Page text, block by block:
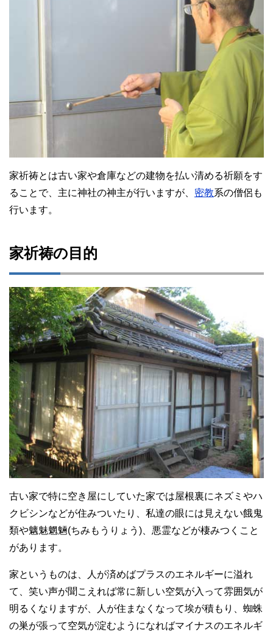
家祈祷とは古い家や倉庫などの建物を払い清める祈願をす
ることで、主に神社の神主が行いますが、 密教系の僧侶も
行います。
家祈祷の目的
古い家で特に空き屋にしていた家では屋根裏にネズミやハ
クビシンなどが住みついたり、私達の眼には見えない餓鬼
類や魑魅魍魎(ちみもうりょう)、悪霊などが棲みつくこと
があります。
家というものは、人が済めばプラスのエネルギーに溢れ
て、笑い声が聞こえれば常に新しい空気が入って雰囲気が
明るくなりますが、人が住まなくなって埃が積もり、蜘蛛
の巣が張って空気が淀むようになればマイナスのエネルギ